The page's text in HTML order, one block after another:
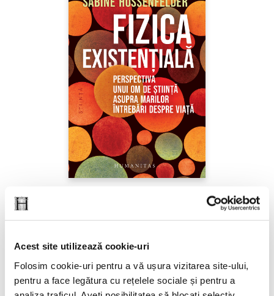
Acest site utilizează cookie-uri
Folosim cookie-uri pentru a vă ușura vizitarea site-ului,
pentru a face legătura cu rețelele sociale și pentru a
Fizica existenţială